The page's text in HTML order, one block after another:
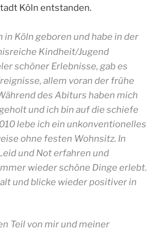
Köln entstanden.
in Köln geboren und habe in der
Kindheit/Jugend
schöner Erlebnisse, gab es
allem voran der frühe
des Abiturs haben mich
und ich bin auf die schiefe
lebe ich ein unkonventionelles
ohne festen Wohnsitz. In
und Not erfahren und
wieder schöne Dinge erlebt.
und blicke wieder positiver in
Teil von mir und meiner